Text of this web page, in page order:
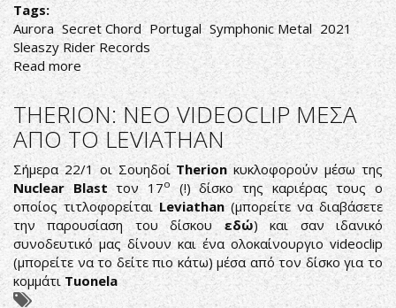
EDITION
Tags:
Aurora Secret Chord Portugal Symphonic Metal 2021
Sleaszy Rider Records
Read moreabout
Secret
Chord-
Aurora
THERION: NEO VIDEOCLIP ΜΕΣΑ
ΑΠΟ ΤΟ LEVIATHAN
Σήμερα 22/1 οι Σουηδοί Therionκυκλοφορούν μέσω της
Nuclear Blast τον 17ο (!) δίσκο της καριέρας τους ο
οποίος τιτλοφορείται Leviathan (μπορείτε να διαβάσετε
την παρουσίαση του δίσκουεδώ) και σαν ιδανικό
συνοδευτικό μας δίνουν και ένα ολοκαίνουργιο videoclip
(μπορείτε να το δείτε πιο κάτω) μέσα από τον δίσκο για το
κομμάτιTuonela